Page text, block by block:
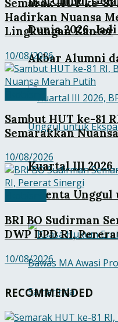
Dunia 2026,
Akbar Alumni
Kuartal III
Talenta
Semarak HUT ke-81
Hadirkan Nuansa
Lingkungan Kantor
10/08/2026
Sambut HUT ke-81
Semarakkan
10/08/2026
BRI BO Sudirman
DWP DPD RI,
10/08/2026
RECOMMENDED